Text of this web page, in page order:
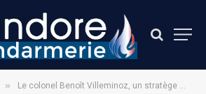
» Le colonel Benoît Villeminoz, un stratège de terrain à la tête du GIGN